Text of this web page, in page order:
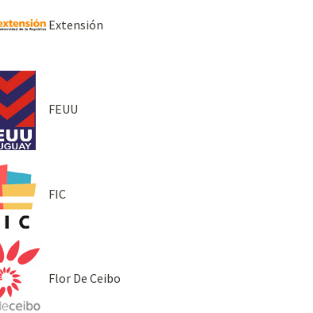
Extensión
FEUU
FIC
Flor De Ceibo